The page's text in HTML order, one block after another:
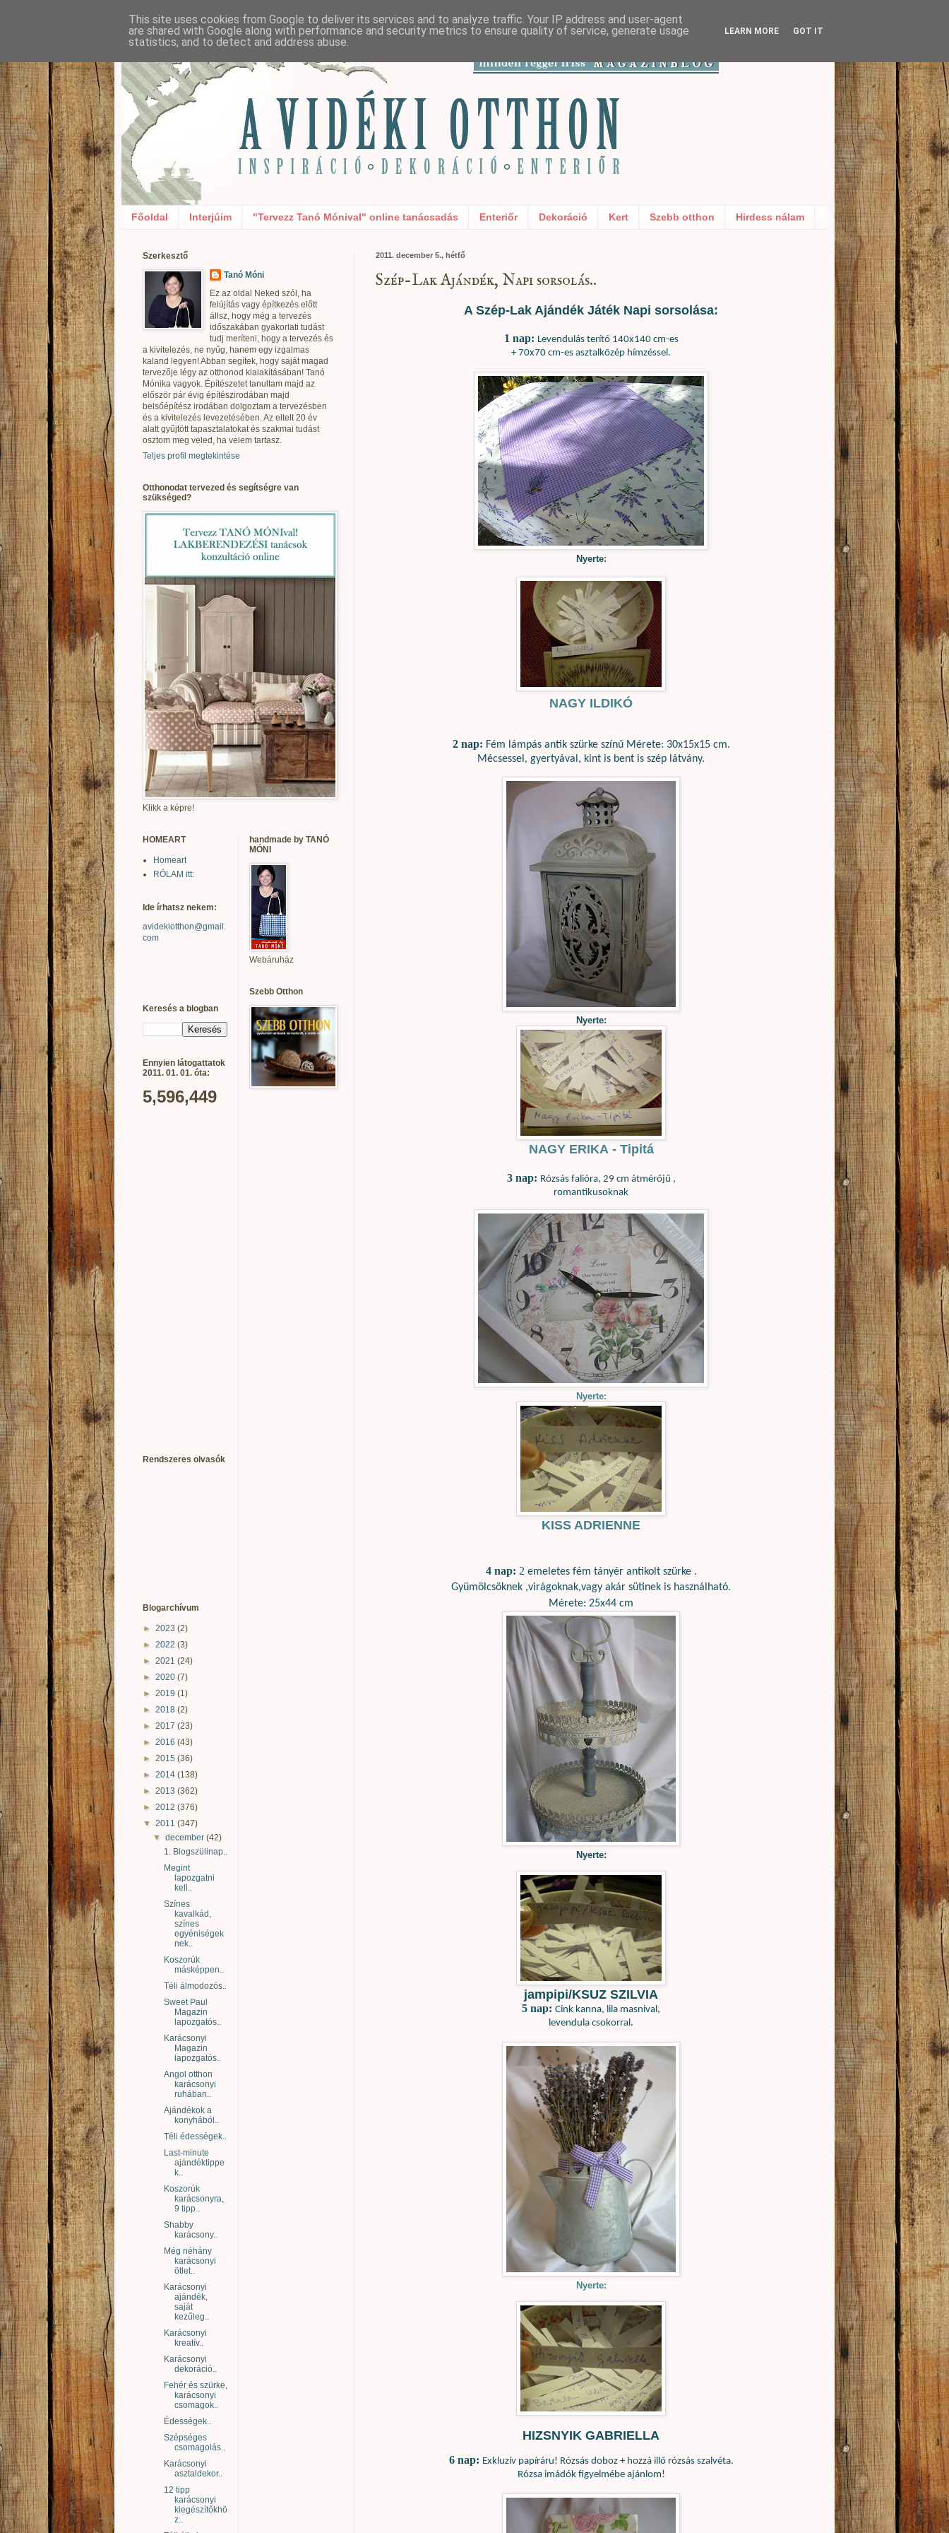
Főoldal Interjúim "Tervezz Tanó Mónival" online tanácsadás Enteriőr Dekoráció Kert Szebb otthon Hirdess nálam
2011. december 5., hétfő
Szép-Lak Ajándék, Napi sorsolás..
A Szép-Lak Ajándék Játék Napi sorsolása:
1 nap: Levendulás terítő 140x140 cm-es
+ 70x70 cm-es asztalközép hímzéssel.
Nyerte:
NAGY ILDIKÓ
2 nap: Fém lámpás antik szürke színű Mérete: 30x15x15 cm.
Mécsessel, gyertyával, kint is bent is szép látvány.
Nyerte:
NAGY ERIKA - Tipitá
3 nap: Rózsás falióra, 29 cm átmérőjű ,
romantikusoknak
Nyerte:
KISS ADRIENNE
4 nap: 2 emeletes fém tányér antikolt szürke .
Gyümölcsöknek ,virágoknak,vagy akár sütinek is használható.
Mérete: 25x44 cm
Nyerte:
jampipi/KSUZ SZILVIA
5 nap: Cink kanna, lila masnival,
levendula csokorral.
Nyerte:
HIZSNYIK GABRIELLA
6 nap: Exkluzív papíráru! Rózsás doboz + hozzá illő rózsás szalvéta.
Rózsa imádók figyelmébe ajánlom!
Szerkesztő
Tanó Móni
Ez az oldal Neked szól, ha
felújítás vagy építkezés előtt
állsz, hogy még a tervezés
időszakában gyakorlati tudást
tudj meríteni, hogy a tervezés és
a kivitelezés, ne nyűg, hanem egy izgalmas
kaland legyen! Abban segítek, hogy saját magad
tervezője légy az otthonod kialakításában! Tanó
Mónika vagyok. Építészetet tanultam majd az
először pár évig építészirodában majd
belsőépítész irodában dolgoztam a tervezésben
és a kivitelezés levezetésében. Az eltelt 20 év
alatt gyűjtött tapasztalatokat és szakmai tudást
osztom meg veled, ha velem tartasz.
Teljes profil megtekintése
Otthonodat tervezed és segítségre van
szükséged?
Klikk a képre!
HOMEART
Homeart
RÓLAM itt:
Ide írhatsz nekem:
avidekiotthon@gmail.
com
Keresés a blogban
Ennyien látogattatok
2011. 01. 01. óta:
5,596,449
Rendszeres olvasók
Blogarchívum
► 2023 (2)
► 2022 (3)
► 2021 (24)
► 2020 (7)
► 2019 (1)
► 2018 (2)
► 2017 (23)
► 2016 (43)
► 2015 (36)
► 2014 (138)
► 2013 (362)
► 2012 (376)
▼ 2011 (347)
▼december(42)
1. Blogszülinap..
Megint
lapozgatni
kell..
Színes
kavalkád,
színes
egyéniségek
nek..
Koszorúk
másképpen..
Téli álmodozós..
Sweet Paul
Magazin
lapozgatós..
Karácsonyi
Magazin
lapozgatós..
Angol otthon
karácsonyi
ruhában..
Ajándékok a
konyhából..
Téli édességek..
Last-minute
ajándéktippe
k..
Koszorúk
karácsonyra,
9 tipp..
Shabby
karácsony..
Még néhány
karácsonyi
ötlet..
Karácsonyi
ajándék,
saját
kezűleg..
Karácsonyi
kreatív..
Karácsonyi
dekoráció..
Fehér és szürke,
karácsonyi
csomagok..
Édességek..
Szépséges
csomagolás..
Karácsonyi
asztaldekor..
12 tipp
karácsonyi
kiegészítőkhö
z..
handmade by TANÓ
MÓNI
Webáruház
Szebb Otthon
This site uses cookies from Google to deliver its services and to analyze traffic. Your IP address and user-agent
are shared with Google along with performance and security metrics to ensure quality of service, generate usage
statistics, and to detect and address abuse.
LEARN MORE GOT IT